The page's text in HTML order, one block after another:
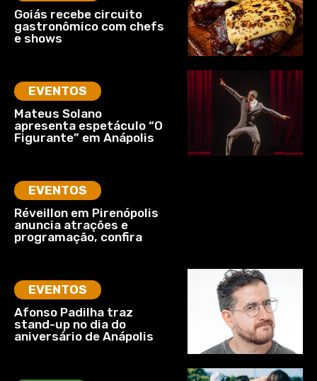
Goiás recebe circuito
gastronômico com chefs
e shows
EVENTOS
Mateus Solano
apresenta espetáculo “O
Figurante” em Anápolis
EVENTOS
Réveillon em Pirenópolis
anuncia atrações e
programação, confira
EVENTOS
Afonso Padilha traz
stand-up no dia do
aniversário de Anápolis